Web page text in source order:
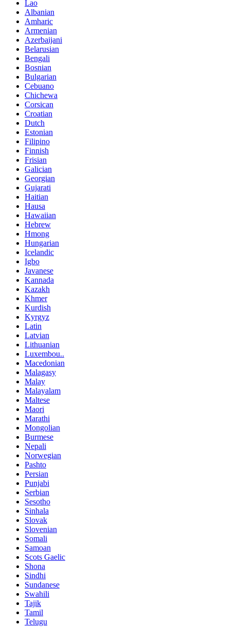
Lao
Albanian
Amharic
Armenian
Azerbaijani
Belarusian
Bengali
Bosnian
Bulgarian
Cebuano
Chichewa
Corsican
Croatian
Dutch
Estonian
Filipino
Finnish
Frisian
Galician
Georgian
Gujarati
Haitian
Hausa
Hawaiian
Hebrew
Hmong
Hungarian
Icelandic
Igbo
Javanese
Kannada
Kazakh
Khmer
Kurdish
Kyrgyz
Latin
Latvian
Lithuanian
Luxembou..
Macedonian
Malagasy
Malay
Malayalam
Maltese
Maori
Marathi
Mongolian
Burmese
Nepali
Norwegian
Pashto
Persian
Punjabi
Serbian
Sesotho
Sinhala
Slovak
Slovenian
Somali
Samoan
Scots Gaelic
Shona
Sindhi
Sundanese
Swahili
Tajik
Tamil
Telugu